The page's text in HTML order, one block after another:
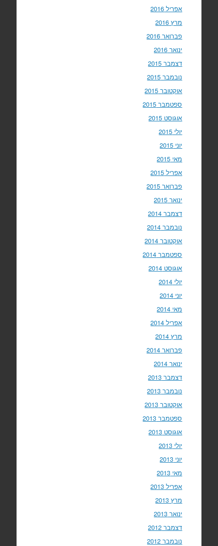
אפריל 2016
מרץ 2016
פברואר 2016
ינואר 2016
דצמבר 2015
נובמבר 2015
אוקטובר 2015
ספטמבר 2015
אוגוסט 2015
יולי 2015
יוני 2015
מאי 2015
אפריל 2015
פברואר 2015
ינואר 2015
דצמבר 2014
נובמבר 2014
אוקטובר 2014
ספטמבר 2014
אוגוסט 2014
יולי 2014
יוני 2014
מאי 2014
אפריל 2014
מרץ 2014
פברואר 2014
ינואר 2014
דצמבר 2013
נובמבר 2013
אוקטובר 2013
ספטמבר 2013
אוגוסט 2013
יולי 2013
יוני 2013
מאי 2013
אפריל 2013
מרץ 2013
ינואר 2013
דצמבר 2012
נובמבר 2012